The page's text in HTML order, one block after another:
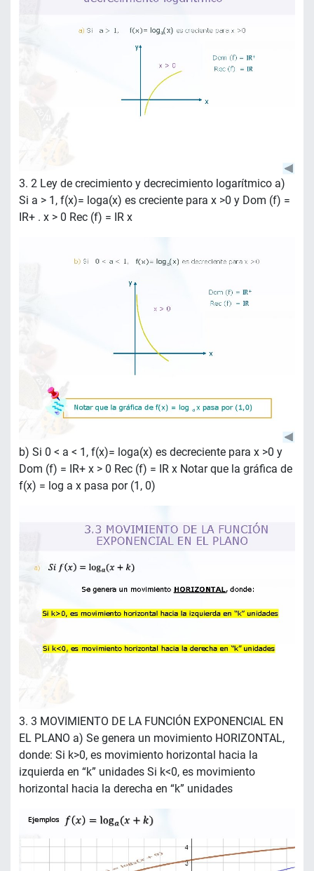
3. 2 Ley de crecimiento y decrecimiento logarítmico a)
Si a > 1, f(x)= loga(x) es creciente para x >0 y Dom (f) =
IR+ . x > 0 Rec (f) = IR x
b) Si 0 < a < 1, f(x)= loga(x) es decreciente para x >0 y
Dom (f) = IR+ x > 0 Rec (f) = IR x Notar que la gráfica de
f(x) = log a x pasa por (1, 0)
3. 3 MOVIMIENTO DE LA FUNCIÓN EXPONENCIAL EN
EL PLANO a) Se genera un movimiento HORIZONTAL,
donde: Si k>0, es movimiento horizontal hacia la
izquierda en “k” unidades Si k<0, es movimiento
horizontal hacia la derecha en “k” unidades